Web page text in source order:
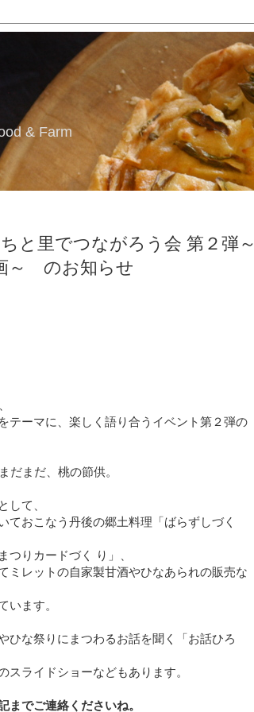
& Farm
と里でつながろう会 第２弾～
～ のお知らせ
テーマに、楽しく語り合うイベント第２弾の
だまだ、桃の節供。
して、
ておこなう丹後の郷土料理「ばらずしづく
つりカードづく り」、
ミレットの自家製甘酒やひなあられの販売な
います。
ひな祭りにまつわるお話を聞く「お話ひろ
スライドショーなどもあります。
までご連絡くださいね。